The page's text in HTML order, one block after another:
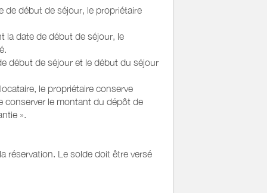
de début de séjour, le propriétaire
la date de début de séjour, le
début de séjour et le début du séjour
le propriétaire conserve
conserver le montant du dépôt de
».
réservation. Le solde doit être versé